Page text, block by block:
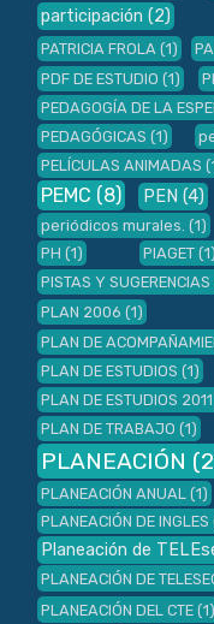
participación (2)
PATRICIA FROLA (1)
PDF DE ESTUDIO (1)
PEDAGOGÍA DE LA
PEDAGÓGICAS (1)
PELÍCULAS ANIMADAS
PEMC (8) PEN (4)
periódicos murales. (1)
PH (1) PIAGET (1)
PISTAS Y
PLAN 2006 (1)
PLAN DE
PLAN DE ESTUDIOS (1)
PLAN DE ESTUDIOS 2011
PLAN DE TRABAJO (1)
PLANEACIÓN
PLANEACIÓN ANUAL (1)
PLANEACIÓN DE INGLES
Planeación de
PLANEACIÓN DE
PLANEACIÓN DEL CTE (1)